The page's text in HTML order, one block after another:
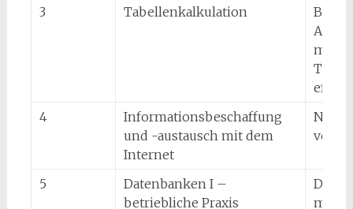
3
Tabellenkalkulation
4
Informationsbeschaffung
und -austausch mit dem
Internet
5
Datenbanken I –
betriebliche Praxis